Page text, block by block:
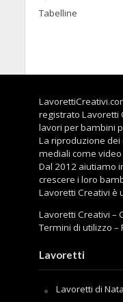
Tabelline
registrato Lavoretti
lavori per bambini
La riproduzione dei
mediali come
Dal 2012 aiutiamo
crescere i loro
Lavoretti Creativi è
Lavoretti Creativi –
Termini di utilizzo –
Lavoretti
Lavoretti di